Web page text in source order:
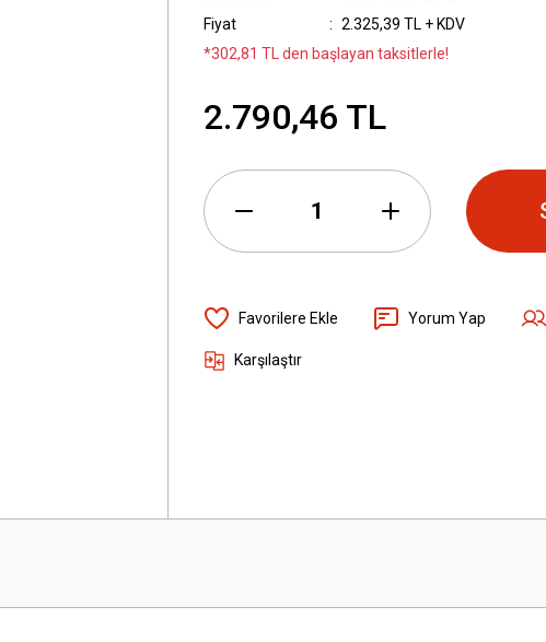
Fiyat
2.325,39 TL + KDV
*302,81 TL den başlayan taksitlerle!
2.790,46 TL
Yorum Yap
Karşılaştır